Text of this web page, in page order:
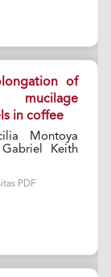
of
mucilage
in coffee
Montoya
Keith
PDF